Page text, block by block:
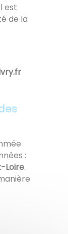
est
de la
:
Loire.